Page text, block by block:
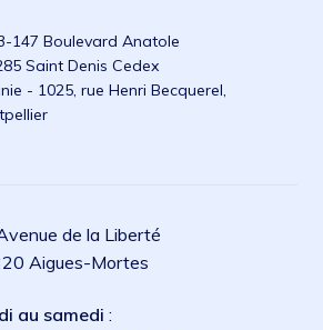
147 Boulevard Anatole
Saint Denis Cedex
- 1025, rue Henri Becquerel,
de la Liberté
Aigues-Mortes
au samedi :